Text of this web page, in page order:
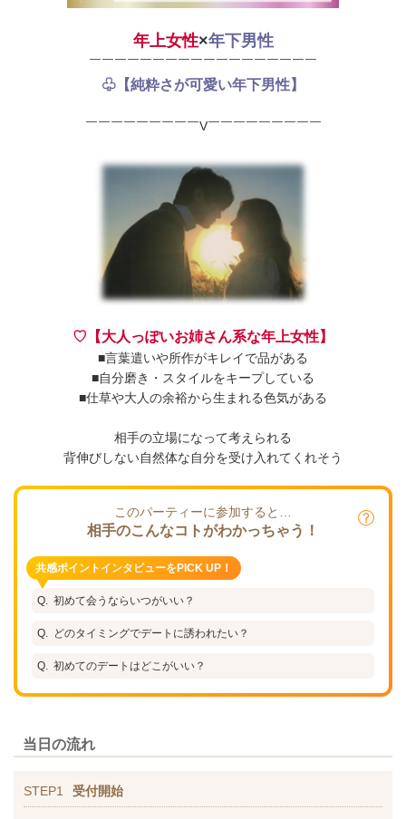
年上女性×年下男性
￣￣￣￣￣￣￣￣￣￣￣￣￣￣￣￣￣￣
♧【純粋さが可愛い年下男性】
￣￣￣￣￣￣￣￣￣V￣￣￣￣￣￣￣￣￣
♡【大人っぽいお姉さん系な年上女性】
■言葉遣いや所作がキレイで品がある
■自分磨き・スタイルをキープしている
■仕草や大人の余裕から生まれる色気がある
相手の立場になって考えられる
背伸びしない自然体な自分を受け入れてくれそう
このパーティーに参加すると…
相手のこんなコトがわかっちゃう！
共感ポイントインタビューをPICK UP！
初めて会うならいつがいい？
どのタイミングでデートに誘われたい？
初めてのデートはどこがいい？
当日の流れ
STEP1 受付開始